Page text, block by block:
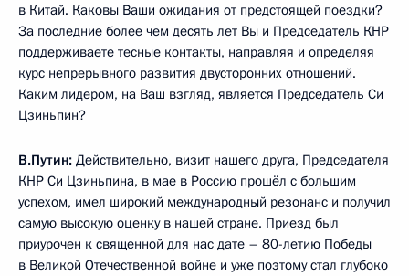
в Китай. Каковы Ваши ожидания от предстоящей поездки?
За последние более чем десять лет Вы и Председатель КНР
поддерживаете тесные контакты, направляя и определяя
курс непрерывного развития двусторонних отношений.
Каким лидером, на Ваш взгляд, является Председатель Си
Цзиньпин?
В.Путин: Действительно, визит нашего друга, Председателя
КНР Си Цзиньпина, в мае в Россию прошёл с большим
успехом, имел широкий международный резонанс и получил
самую высокую оценку в нашей стране. Приезд был
приурочен к священной для нас дате – 80-летию Победы
в Великой Отечественной войне и уже поэтому стал глубоко